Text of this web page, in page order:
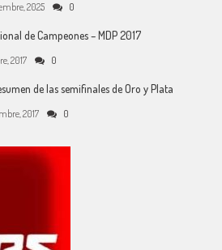
2025 0
de Campeones – MDP 2017
2017 0
de las semifinales de Oro y Plata
2017 0